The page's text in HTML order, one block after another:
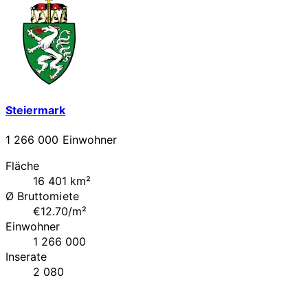
Steiermark
1 266 000 Einwohner
Fläche
16 401 km²
Ø Bruttomiete
€12.70/m²
Einwohner
1 266 000
Inserate
2 080